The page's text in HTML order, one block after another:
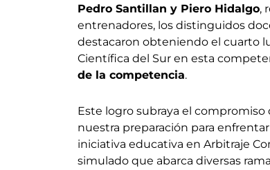
Pedro Santillan y Piero Hidalgo,
entrenadores, los distinguidos
destacaron obteniendo el cuarto
Científica del Sur en esta
de la competencia.
Este logro subraya el
nuestra preparación para
iniciativa educativa en Arbitraje
simulado que abarca diversas